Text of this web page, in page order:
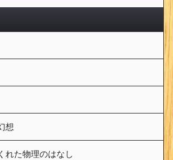
想
れた物理のはなし